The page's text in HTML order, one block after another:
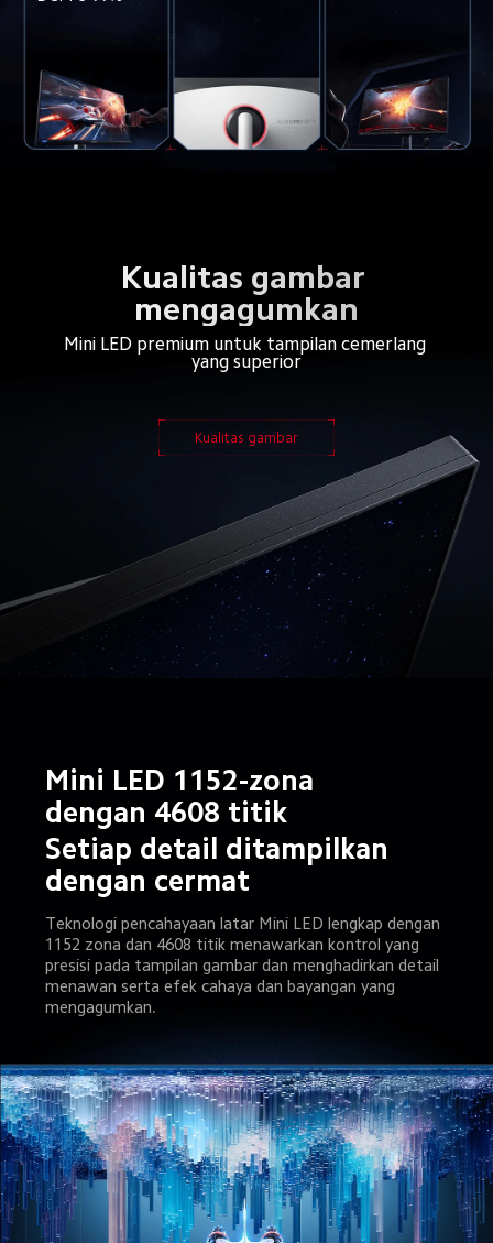
Kualitas gambar
mengagumkan
Mini LED premium untuk tampilan cemerlang
yang superior
Kualitas gambar
Mini LED 1152-zona
dengan 4608 titik
Setiap detail ditampilkan
dengan cermat
Teknologi pencahayaan latar Mini LED lengkap dengan
1152 zona dan 4608 titik menawarkan kontrol yang
presisi pada tampilan gambar dan menghadirkan detail
menawan serta efek cahaya dan bayangan yang
mengagumkan.